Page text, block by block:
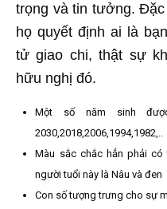
trọng và tin tưởng.
họ quyết định ai là
tử giao chi, thật sự
hữu nghị đó.
Một số năm sinh
2030,2018,2006,1994,1982,..
Màu sắc chắc hẳn phải
người tuổi này là Nâu và đen
Con số tượng trưng cho sự